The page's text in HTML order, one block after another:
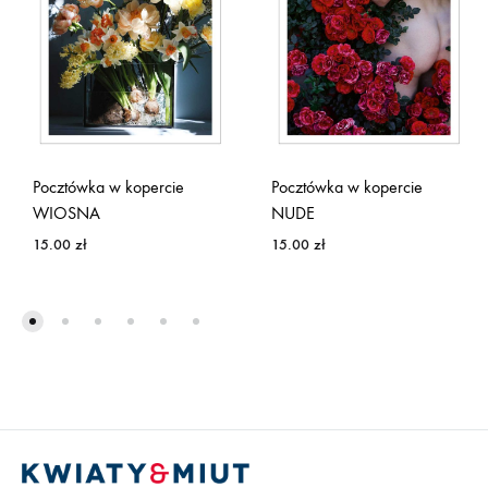
Pocztówka w kopercie
WIOSNA
15.00 zł
Pocztówka w kopercie
NUDE
15.00 zł